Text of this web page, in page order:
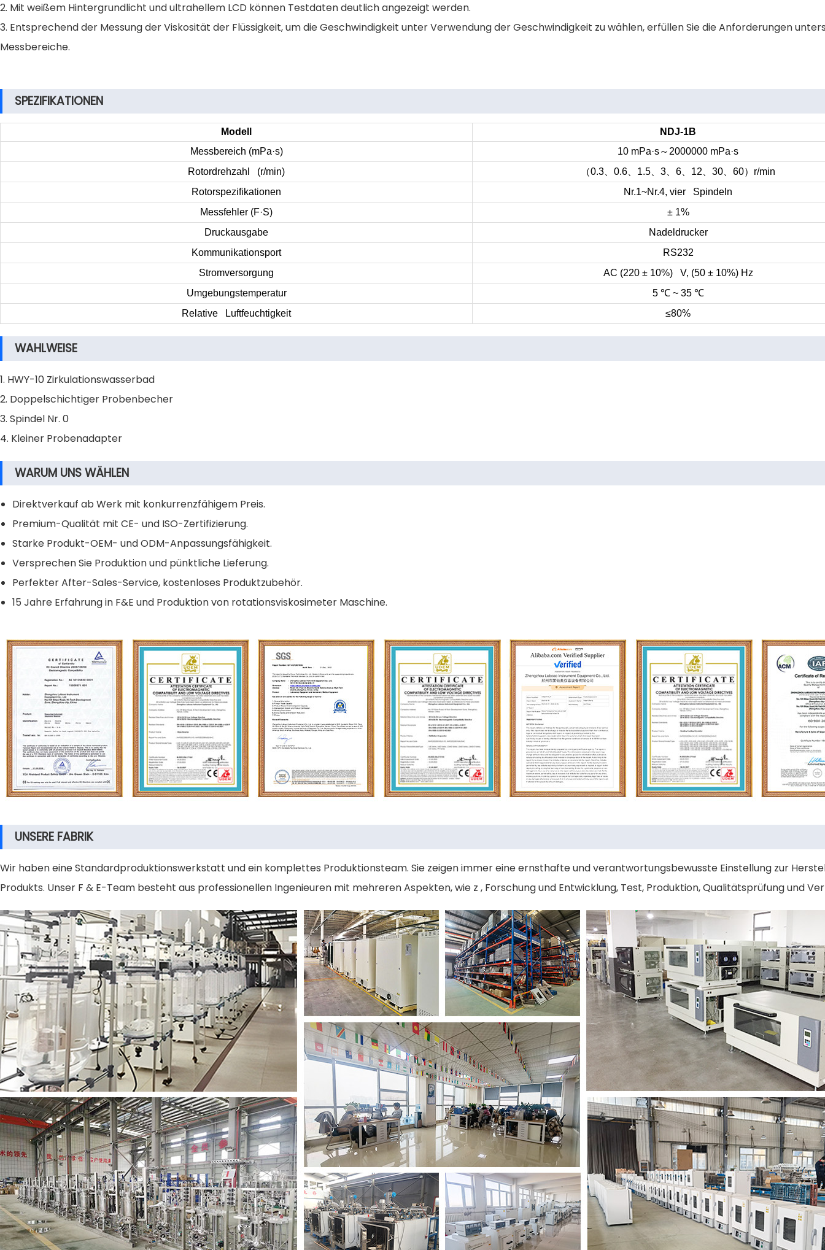
2. Mit weißem Hintergrundlicht und ultrahellem LCD können Testdaten deutlich angezeigt werden.
3. Entsprechend der Messung der Viskosität der Flüssigkeit, um die Geschwindigkeit unter Verwendung der Geschwindigkeit zu wählen, erfüllen Sie die Anforderungen
Messbereiche.
SPEZIFIKATIONEN
Modell
NDJ-1B
Messbereich (mPa·s) 10 mPa·s～ 2000000 mPa·s
Rotordrehzahl (r/min)
（0.3、 0.6、 1.5、 3、 6、 12、 30、 60）
r/min
Rotorspezifikationen
Nr.1~Nr.4, vier Spindeln
Messfehler (F·S)
± 1%
Druckausgabe
Nadeldrucker
Kommunikationsport
RS232
Stromversorgung
AC (220 ± 10%) V, (50 ± 10%) Hz
Umgebungstemperatur
5 ℃~ 35 ℃
Relative Luftfeuchtigkeit
≤80%
WAHLWEISE
1. HWY-10 Zirkulationswasserbad
2. Doppelschichtiger Probenbecher
3. Spindel Nr. 0
4. Kleiner Probenadapter
WARUM UNS WÄHLEN
Direktverkauf ab Werk mit konkurrenzfähigem Preis.
Premium-Qualität mit CE- und ISO-Zertifizierung.
Starke Produkt-OEM- und ODM-Anpassungsfähigkeit.
Versprechen Sie Produktion und pünktliche Lieferung.
Perfekter After-Sales-Service, kostenloses Produktzubehör.
15 Jahre Erfahrung in F&E und Produktion von rotationsviskosimeter Maschine.
UNSERE FABRIK
Wir haben eine Standardproduktionswerkstatt und ein komplettes Produktionsteam. Sie zeigen immer eine ernsthafte und verantwortungsbewusste Einstellung zur
Produkts. Unser F & E-Team besteht aus professionellen Ingenieuren mit mehreren Aspekten, wie z , Forschung und Entwicklung, Test, Produktion, Qualitätsprüfung und